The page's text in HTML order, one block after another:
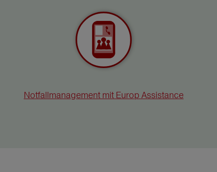
Notfallmanagement mit Europ Assistance